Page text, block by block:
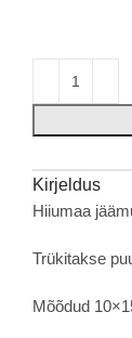
Kirjeldus
Hiiumaa
Trükitakse
Mõõdud